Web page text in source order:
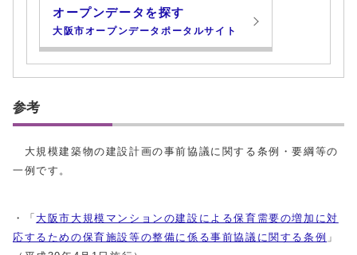
オープンデータを探す
大阪市オープンデータポータルサイト
参考
大規模建築物の建設計画の事前協議に関する条例・要綱等の
一例です。
・「 大阪市大規模マンションの建設による保育需要の増加に対
応するための保育施設等の整備に係る事前協議に関する条例 」